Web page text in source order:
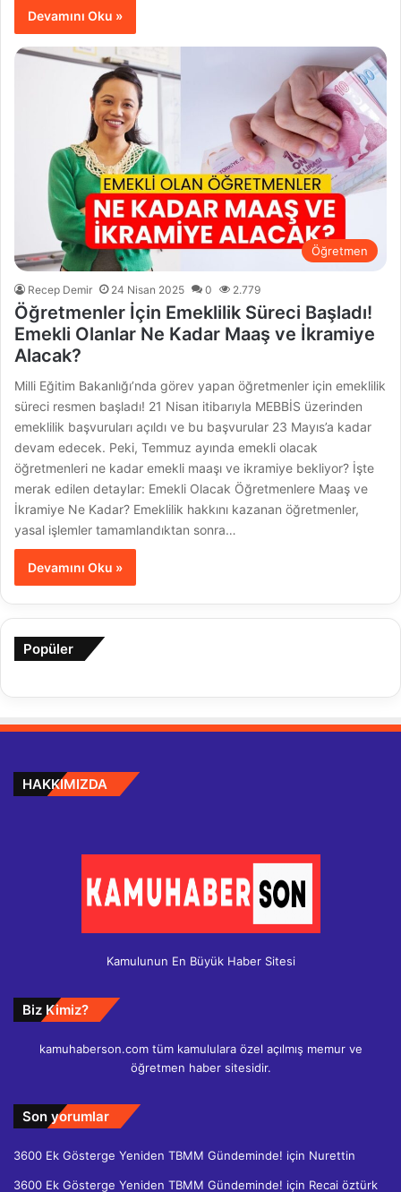
Devamını Oku »
Öğretmen
Recep Demir 24 Nisan 2025 0 2.779
Öğretmenler İçin Emeklilik Süreci Başladı!
Emekli Olanlar Ne Kadar Maaş ve İkramiye
Alacak?
Milli Eğitim Bakanlığı’nda görev yapan öğretmenler için emeklilik
süreci resmen başladı! 21 Nisan itibarıyla MEBBİS üzerinden
emeklilik başvuruları açıldı ve bu başvurular 23 Mayıs’a kadar
devam edecek. Peki, Temmuz ayında emekli olacak
öğretmenleri ne kadar emekli maaşı ve ikramiye bekliyor? İşte
merak edilen detaylar: Emekli Olacak Öğretmenlere Maaş ve
İkramiye Ne Kadar? Emeklilik hakkını kazanan öğretmenler,
yasal işlemler tamamlandıktan sonra…
Devamını Oku »
Popüler
HAKKIMIZDA
Kamulunun En Büyük Haber Sitesi
Biz Kimiz?
kamuhaberson.com tüm kamululara özel açılmış memur ve
öğretmen haber sitesidir.
Son yorumlar
3600 Ek Gösterge Yeniden TBMM Gündeminde! için Nurettin
3600 Ek Gösterge Yeniden TBMM Gündeminde! için Recai öztürk